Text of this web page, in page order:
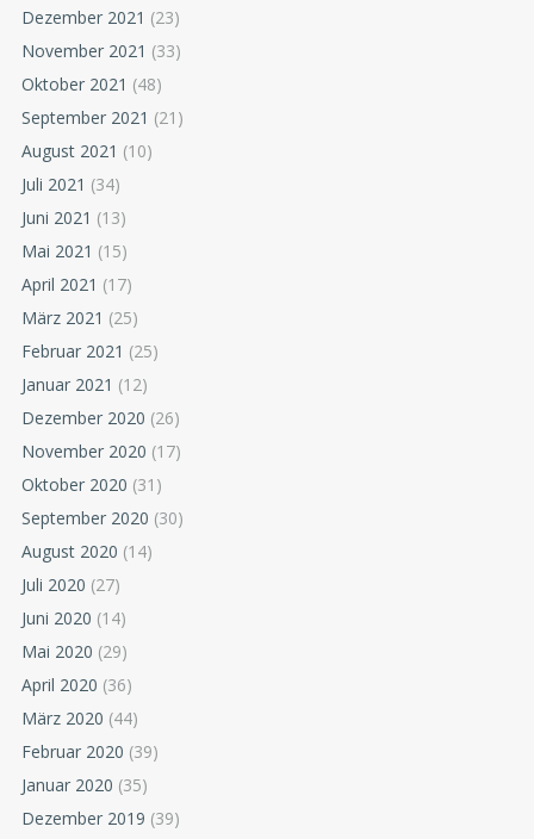
Dezember 2021 (23)
November 2021 (33)
Oktober 2021 (48)
September 2021 (21)
August 2021 (10)
Juli 2021 (34)
Juni 2021 (13)
Mai 2021 (15)
April 2021 (17)
März 2021 (25)
Februar 2021 (25)
Januar 2021 (12)
Dezember 2020 (26)
November 2020 (17)
Oktober 2020 (31)
September 2020 (30)
August 2020 (14)
Juli 2020 (27)
Juni 2020 (14)
Mai 2020 (29)
April 2020 (36)
März 2020 (44)
Februar 2020 (39)
Januar 2020 (35)
Dezember 2019 (39)